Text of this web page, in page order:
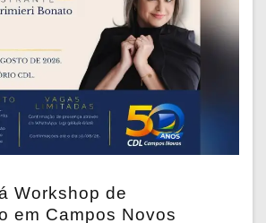
Workshop de
em Campos Novos